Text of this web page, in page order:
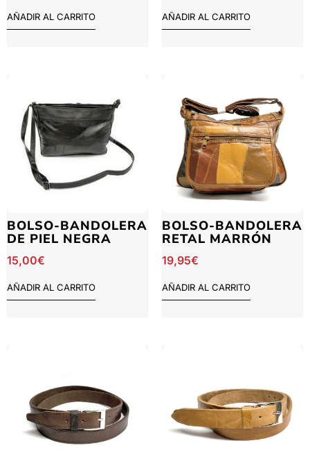
AÑADIR AL CARRITO AÑADIR AL CARRITO
BOLSO-BANDOLERA
DE PIEL NEGRA
15,00€
AÑADIR AL CARRITO
BOLSO-BANDOLERA
RETAL MARRÓN
19,95€
AÑADIR AL CARRITO